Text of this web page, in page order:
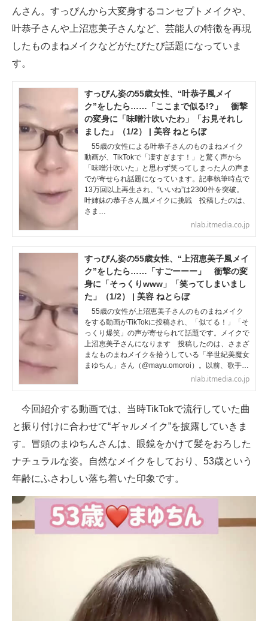
んさん。すっぴんから大変身するコンセプトメイクや、
叶恭子さんや上沼恵美子さんなど、芸能人の特徴を再現
したものまねメイクなどがたびたび話題になっていま
す。
すっぴん姿の55歳女性、“叶恭子風メイ
ク”をしたら……「ここまで似る!?」 衝撃
の変身に「味噌汁吹いたわ」「お見それし
ました」（1/2） | 美容 ねとらぼ
55歳の女性による叶恭子さんのものまねメイク
動画が、TikTokで「凄すぎます！」と驚く声から
「味噌汁吹いた」と思わず笑ってしまった人の声ま
でが寄せられ話題になっています。記事執筆時点で
13万回以上再生され、“いいね”は2300件を突破。
叶姉妹の恭子さん風メイクに挑戦 投稿したのは、
さま…
nlab.itmedia.co.jp
すっぴん姿の55歳女性、“上沼恵美子風メイ
ク”をしたら……「すごーーー」 衝撃の変
身に「そっくりwww」「笑ってしまいまし
た」（1/2） | 美容 ねとらぼ
55歳の女性が上沼恵美子さんのものまねメイク
をする動画がTikTokに投稿され、「似てる！」「そ
っくり爆笑」の声が寄せられて話題です。メイクで
上沼恵美子さんになります 投稿したのは、さまざ
まなものまねメイクを拾うしている「半世紀美魔女
まゆちん」さん（@mayu.omoroi）。以前、歌手…
nlab.itmedia.co.jp
今回紹介する動画では、当時TikTokで流行していた曲
と振り付けに合わせて“ギャルメイク”を披露していきま
す。冒頭のまゆちんさんは、眼鏡をかけて髪をおろした
ナチュラルな姿。自然なメイクをしており、53歳という
年齢にふさわしい落ち着いた印象です。